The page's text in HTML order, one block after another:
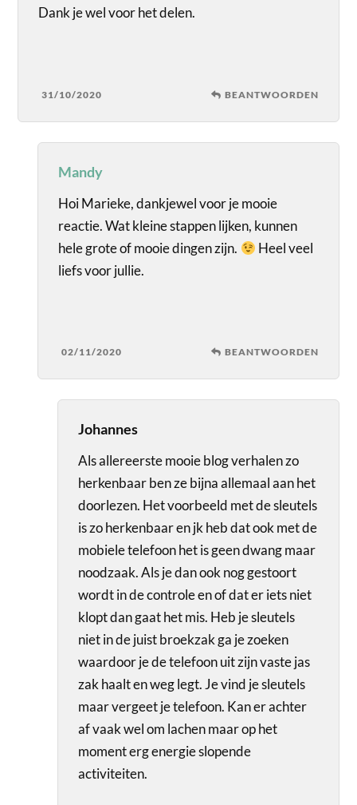
Dank je wel voor het delen.
31/10/2020 BEANTWOORDEN
Mandy
Hoi Marieke, dankjewel voor je mooie
reactie. Wat kleine stappen lijken, kunnen
hele grote of mooie dingen zijn.
Heel veel
liefs voor jullie.
02/11/2020 BEANTWOORDEN
Johannes
Als allereerste mooie blog verhalen zo
herkenbaar ben ze bijna allemaal aan het
doorlezen. Het voorbeeld met de sleutels
is zo herkenbaar en jk heb dat ook met de
mobiele telefoon het is geen dwang maar
noodzaak. Als je dan ook nog gestoort
wordt in de controle en of dat er iets niet
klopt dan gaat het mis. Heb je sleutels
niet in de juist broekzak ga je zoeken
waardoor je de telefoon uit zijn vaste jas
zak haalt en weg legt. Je vind je sleutels
maar vergeet je telefoon. Kan er achter
af vaak wel om lachen maar op het
moment erg energie slopende
activiteiten.